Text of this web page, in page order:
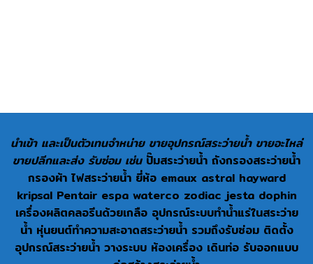
นำเข้า และเป็นตัวเทนจำหน่าย ขายอุปกรณ์สระว่ายน้ำ ขายอะไหล่
ขายปลีกและส่ง รับซ่อม เช่น ปั๊มสระว่ายน้ำ ถังกรองสระว่ายน้ำ
กรองผ้า ไฟสระว่ายน้ำ ยี่ห้อ emaux astral hayward
kripsal Pentair espa waterco zodiac jesta dophin
เครื่องผลิตคลอรีนด้วยเกลือ อุปกรณ์ระบบทำน้ำแร่ในสระว่าย
น้ำ หุ่นยนต์ทำความสะอาดสระว่ายน้ำ รวมถึงรับซ่อม ติดตั้ง
อุปกรณ์สระว่ายน้ำ วางระบบ ห้องเครื่อง เดินท่อ รับออกแบบ